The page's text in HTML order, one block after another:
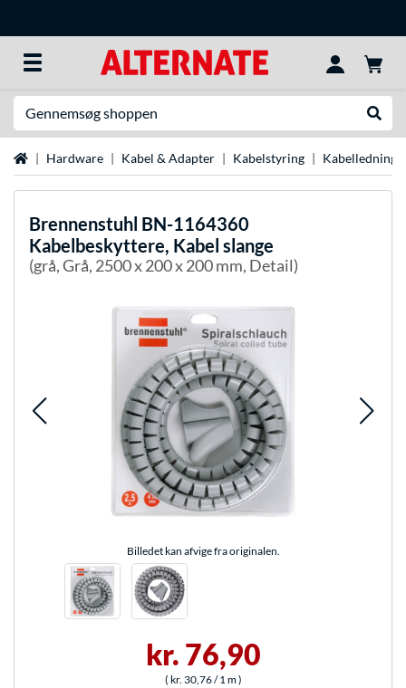
StartsideHardware Kabel & Adapter Kabelstyring
Brennenstuhl BN-1164360
Kabelbeskyttere, Kabel slange
(grå, Grå, 2500 x 200 x 200 mm, Detail)
Billedet kan afvige fra originalen.
kr. 76,90
( kr. 30,76/ 1 m)